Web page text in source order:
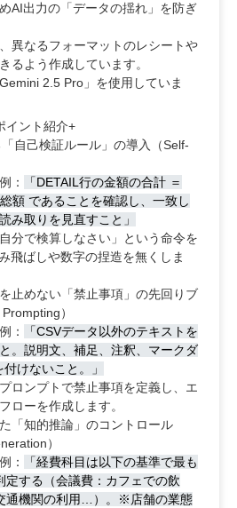
AI出力の「データの揺れ」を防ぎ
異なるフォーマットのレシートや
るよう作成しています。
2.5 Pro」を使用していま
イント紹介+
自己検証ルール」の導入（Self-
：
「DETAIL行の金額の合計 ＝
額 であることを確認し、一致し
み取りを見直すこと」
自分で検算しなさい」という命令を
飛ばしや数字の捏造を無くしま
止めない「禁止事項」の先回りブ
）
：
「CSVデータ以外のテキストを
。説明文、補足、注釈、マークダ
けないこと。」
ロンプトで禁止事項を定義し、エ
ローを作成します。
「知的推論」のコントロール
）
：
「経費科目は以下の基準で最も
定する（会議費：カフェでの飲
通機関の利用…）。※店舗の業態